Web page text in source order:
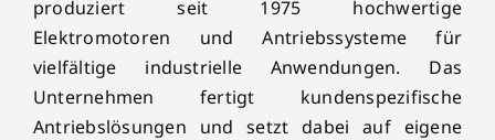
produziert seit 1975 hochwertige
Elektromotoren und Antriebssysteme für
vielfältige industrielle Anwendungen. Das
Unternehmen fertigt kundenspezifische
Antriebslösungen und setzt dabei auf eigene